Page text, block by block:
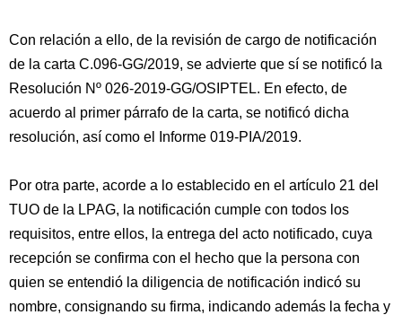
Con relación a ello, de la revisión de cargo de notificación
de la carta C.096-GG/2019, se advierte que sí se notificó la
Resolución Nº 026-2019-GG/OSIPTEL. En efecto, de
acuerdo al primer párrafo de la carta, se notificó dicha
resolución, así como el Informe 019-PIA/2019.
Por otra parte, acorde a lo establecido en el artículo 21 del
TUO de la LPAG, la notificación cumple con todos los
requisitos, entre ellos, la entrega del acto notificado, cuya
recepción se confirma con el hecho que la persona con
quien se entendió la diligencia de notificación indicó su
nombre, consignando su firma, indicando además la fecha y